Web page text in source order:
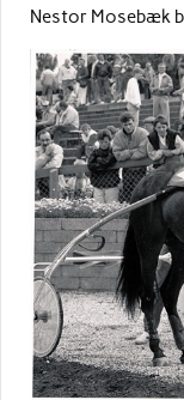
Nestor Mosebæk